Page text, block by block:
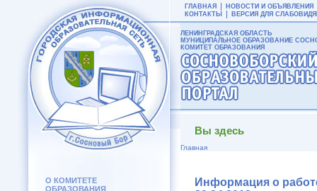
О КОМИТЕТЕ
ОБРАЗОВАНИЯ
ГЛАВНАЯ
НОВОСТИ И ОБЪЯВЛЕНИЯ
КОНТАКТЫ
ВЕРСИЯ ДЛЯ
ЛЕНИНГРАДСКАЯ ОБЛАСТЬ
МУНИЦИПАЛЬНОЕ ОБРАЗОВАНИЕ
КОМИТЕТ ОБРАЗОВАНИЯ
Вы здесь
Главная
Информация о